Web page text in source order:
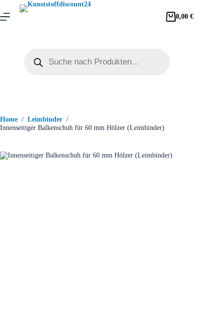
0,00€
Home / Leimbinder /
Innenseitiger Balkenschuh für 60 mm Hölzer (Leimbinder)